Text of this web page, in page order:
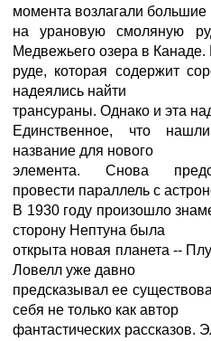
момента возлагали
на урановую смоляную
Медвежьего озера в Канаде.
руде, которая содержит
надеялись найти
трансураны. Однако и эта
Единственное, что
название для нового
элемента. Снова
провести параллель с
В 1930 году произошло
сторону Нептуна была
открыта новая планета --
Ловелл уже давно
предсказывал ее
себя не только как автор
фантастических рассказов.